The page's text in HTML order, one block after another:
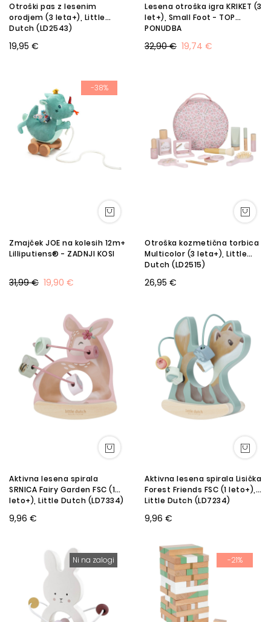
Otroški pas z lesenim
orodjem (3 leta+), Little
Dutch (LD2543)
19,95 €
Lesena otroška igra KRIKET (3
let+), Small Foot - TOP
PONUDBA
19,74 €
32,90 €
-38%
Zmajček JOE na kolesih 12m+
Lilliputiens® - ZADNJI KOSI
19,90 €
31,99 €
Otroška kozmetična torbica
Multicolor (3 leta+), Little
Dutch (LD2515)
26,95 €
Aktivna lesena spirala
SRNICA Fairy Garden FSC (1
leto+), Little Dutch (LD7334)
9,96 €
Aktivna lesena spirala Lisička
Forest Friends FSC (1 leto+),
Little Dutch (LD7234)
9,96 €
Ni na zalogi -21%